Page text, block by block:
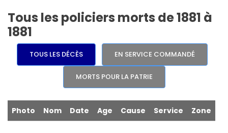
Tous les policiers morts de 1881 à
1881
TOUS LES DÉCÈS EN SERVICE COMMANDÉ
MORTS POUR LA PATRIE
Photo Nom Date Age Cause Service Zone